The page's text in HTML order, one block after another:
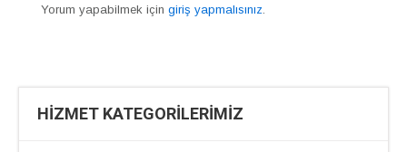
Yorum yapabilmek için giriş yapmalısınız.
HİZMET KATEGORİLERİMİZ